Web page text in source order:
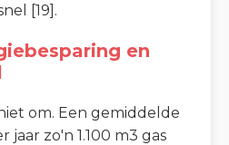
[19].
en
om. Een gemiddelde
jaar zo'n 1.100 m3 gas